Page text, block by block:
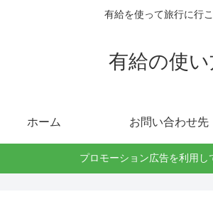
有給を使って旅行に行こ
有給の使い
ホーム お問い合わせ先
プロモーション広告を利用し